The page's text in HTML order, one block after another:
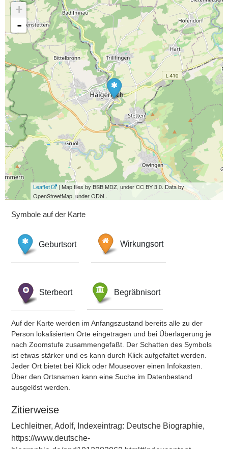
+
-
Leaflet
| Map tiles by BSB MDZ, under CC BY 3.0. Data by
OpenStreetMap, under ODbL.
Symbole auf der Karte
Geburtsort Wirkungsort
Sterbeort Begräbnisort
Auf der Karte werden im Anfangszustand bereits alle zu der
Person lokalisierten Orte eingetragen und bei Überlagerung je
nach Zoomstufe zusammengefaßt. Der Schatten des Symbols
ist etwas stärker und es kann durch Klick aufgefaltet werden.
Jeder Ort bietet bei Klick oder Mouseover einen Infokasten.
Über den Ortsnamen kann eine Suche im Datenbestand
ausgelöst werden.
Zitierweise
Lechleitner, Adolf, Indexeintrag: Deutsche Biographie,
https://www.deutsche-